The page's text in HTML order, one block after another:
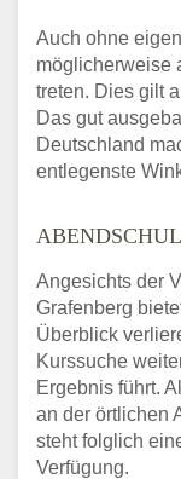
Auch ohne
möglicherweise
treten. Dies gilt
Das gut
Deutschland
entlegenste
Angesichts der
Grafenberg
Überblick
Kurssuche
Ergebnis führt.
an der örtlichen
steht folglich
Verfügung.